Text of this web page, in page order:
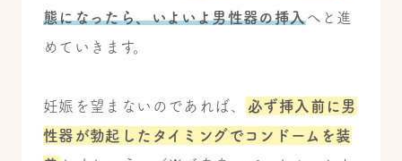
態になったら、いよいよ男性器の挿入へと進
めていきます。
妊娠を望まないのであれば、
必ず挿入前に男
性器が勃起したタイミングでコンドームを装